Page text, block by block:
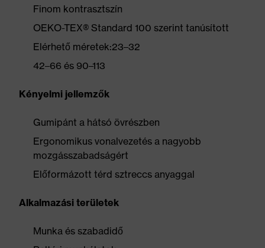
Finom kontrasztszín
OEKO-TEX® Standard 100 szerint tanúsított
Elérhető méretek:23–32
42–66 és 90–113
Kényelmi jellemzők
Gumipánt a hátsó övrészben
Ergonomikus vonalvezetés a nagyobb
mozgásszabadságért
Előformázott térd sztreccs anyaggal
Alkalmazási területek
Munka és szabadidő